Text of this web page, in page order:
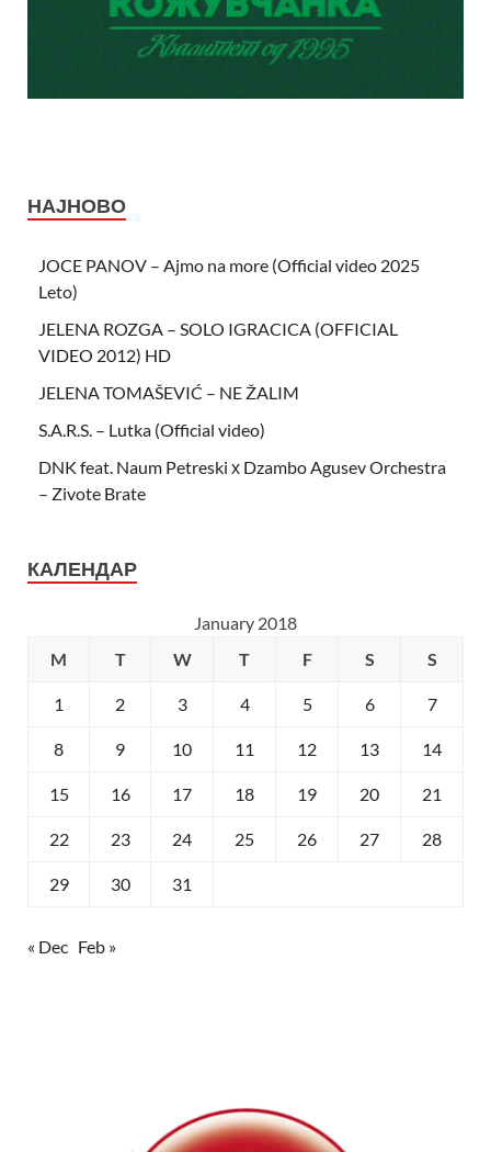
НАЈНОВО
JOCE PANOV – Ajmo na more (Official video 2025
Leto)
JELENA ROZGA – SOLO IGRACICA (OFFICIAL
VIDEO 2012) HD
JELENA TOMAŠEVIĆ – NE ŽALIM
S.A.R.S. – Lutka (Official video)
DNK feat. Naum Petreski х Dzambo Agusev Orchestra
– Zivote Brate
КАЛЕНДАР
January 2018
M
T W T F S S
1 2 3 4 5 6 7
8 9 10 11 12 13 14
15 16 17 18 19 20 21
22 23 24 25 26 27 28
29 30 31
« Dec Feb »